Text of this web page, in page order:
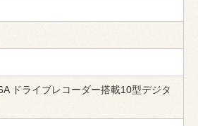
ドライブレコーダー搭載10型デジタ